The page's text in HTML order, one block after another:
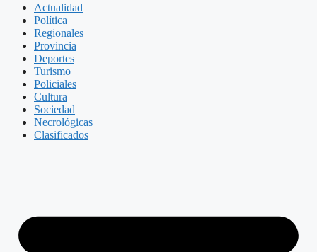
Actualidad
Política
Regionales
Provincia
Deportes
Turismo
Policiales
Cultura
Sociedad
Necrológicas
Clasificados